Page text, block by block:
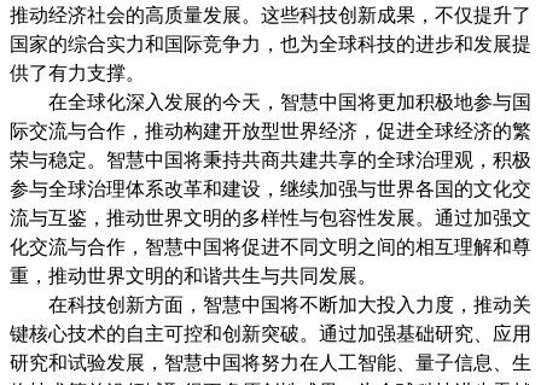
推动经济社会的高质量发展。这些科技创新成果，不仅提升了
国家的综合实力和国际竞争力，也为全球科技的进步和发展提
供了有力支撑。
在全球化深入发展的今天，智慧中国将更加积极地参与国
际交流与合作，推动构建开放型世界经济，促进全球经济的繁
荣与稳定。智慧中国将秉持共商共建共享的全球治理观，积极
参与全球治理体系改革和建设，继续加强与世界各国的文化交
流与互鉴，推动世界文明的多样性与包容性发展。通过加强文
化交流与合作，智慧中国将促进不同文明之间的相互理解和尊
重，推动世界文明的和谐共生与共同发展。
在科技创新方面，智慧中国将不断加大投入力度，推动关
键核心技术的自主可控和创新突破。通过加强基础研究、应用
研究和试验发展，智慧中国将努力在人工智能、量子信息、生